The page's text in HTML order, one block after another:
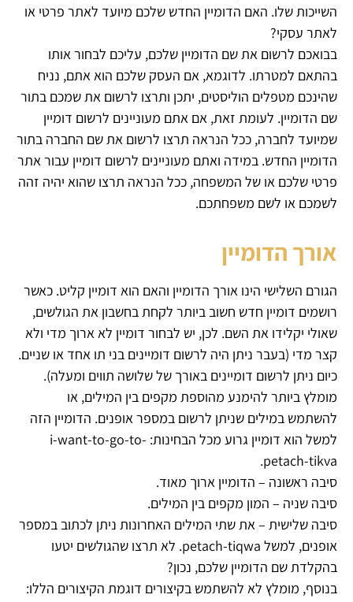
השייכות שלו. האם הדומיין החדש שלכם מיועד לאתר פרטי או
לאתר עסקי?
בבואכם לרשום את שם הדומיין שלכם, עליכם לבחור אותו
בהתאם למטרתו. לדוגמא, אם העסק שלכם הוא אתם, נניח
שהינכם מטפלים הוליסטים, יתכן ותרצו לרשום את שמכם בתור
שם הדומיין. לעומת זאת, אם אתם מעוניינים לרשום דומיין
שמיועד לחברה, ככל הנראה תרצו לרשום את שם החברה בתור
הדומיין החדש. במידה ואתם מעוניינים לרשום דומיין עבור אתר
פרטי שלכם או של המשפחה, ככל הנראה תרצו שהוא יהיה זהה
לשמכם או לשם משפחתכם.
אורך הדומיין
הגורם השלישי הינו אורך הדומיין והאם הוא דומיין קליט. כאשר
רושמים דומיין חדש חשוב ביותר לקחת בחשבון את הגולשים,
שאולי יקלידו את השם. לכן, יש לבחור דומיין לא ארוך מדי ולא
קצר מדי (בעבר ניתן היה לרשום דומיינים בני תו אחד או שניים.
כיום ניתן לרשום דומיינים באורך של שלושה תווים ומעלה).
מומלץ ביותר להימנע מהוספת מקפים בין המילים, או
להשתמש במילים שניתן לרשום במספר אופנים. הדומיין הזה
למשל הוא דומיין גרוע מכל הבחינות: i-want-to-go-to-
petach-tikva.
סיבה ראשונה – הדומיין ארוך מאוד.
סיבה שניה – המון מקפים בין המילים.
סיבה שלישית – את שתי המילים האחרונות ניתן לכתוב במספר
אופנים, למשל petach-tiqwa. לא תרצו שהגולשים יטעו
בהקלדת שם הדומיין שלכם, נכון?
בנוסף, מומלץ לא להשתמש בקיצורים דוגמת הקיצורים הללו: